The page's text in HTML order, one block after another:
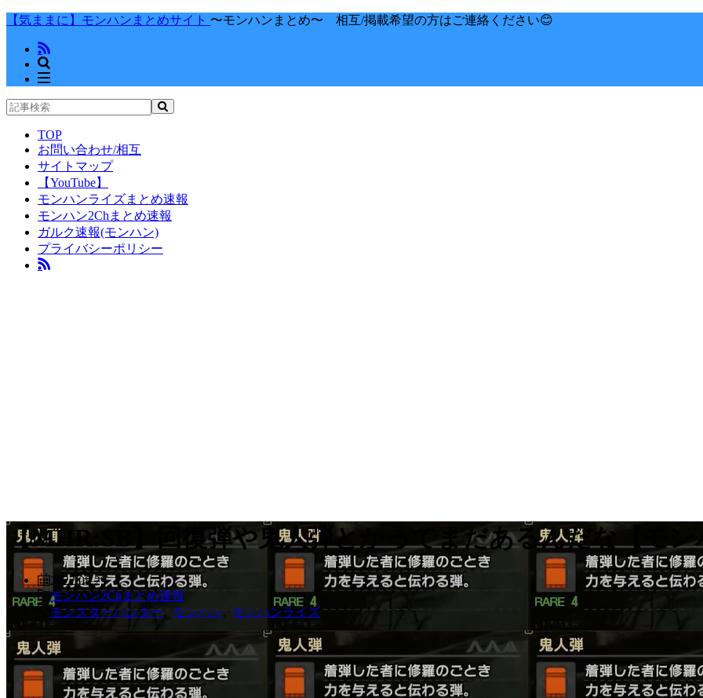
【気ままに】モンハンまとめサイト 〜モンハンまとめ〜 相互/掲載希望の方はご連絡ください😊
TOP
お問い合わせ/相互
サイトマップ
【YouTube】
モンハンライズまとめ速報
モンハン2Chまとめ速報
ガルク速報(モンハン)
プライバシーポリシー
【MHR:SB】回復弾や鬼人弾とかってまだあるんだな【モ
2022.08.29
モンハン2Chまとめ速報
モンスターハンター
モンハン モンハンライズ